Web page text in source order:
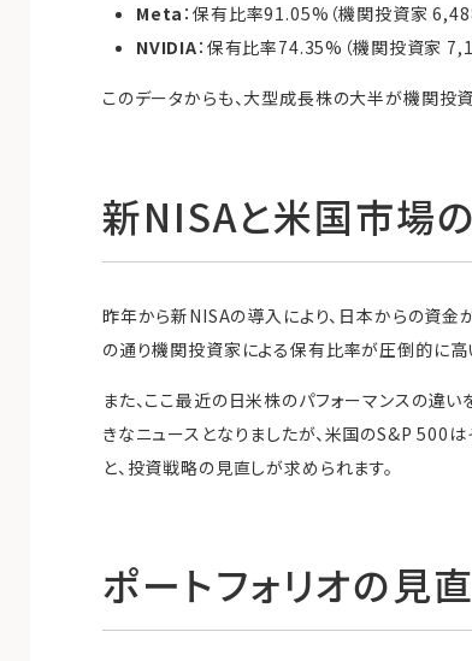
Meta ：保有比率91.05%（機関投資家
NVIDIA：保有比率74.35%（機関投資家
このデータからも、大型成長株の大半が機関投
新NISAと米国市場
昨年から新NISAの導入により、日本からの資金
の通り機関投資家による保有比率が圧倒的に高
また、ここ最近の日米株のパフォーマンスの違
きなニュースとなりましたが、米国のS&P 500
と、投資戦略の見直しが求められます。
ポートフォリオの見